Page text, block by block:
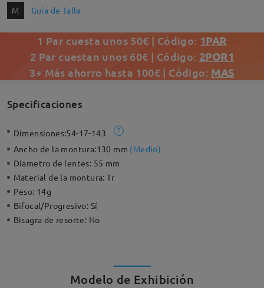
M Guía de Talla
1 Par cuesta unos 50€ | Código: 1PAR
2 Par cuestan unos 60€ | Código: 2POR1
3+ Más ahorro hasta 100€ | Código: MAS
Specificaciones
Dimensiones:54-17-143
Ancho de la montura:130 mm (Medio)
Diametro de lentes: 55 mm
Material de la montura:Tr
Peso: 14g
Bifocal/Progresivo: Sí
Bisagra de resorte: No
Modelo de Exhibición